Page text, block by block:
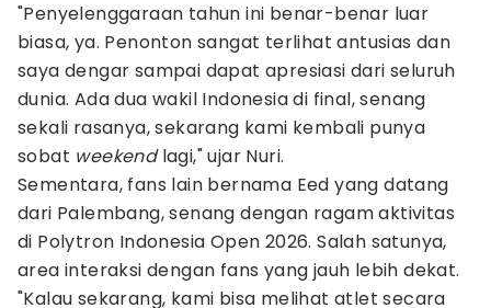
"Penyelenggaraan tahun ini benar-benar luar
biasa, ya. Penonton sangat terlihat antusias dan
saya dengar sampai dapat apresiasi dari seluruh
dunia. Ada dua wakil Indonesia di final, senang
sekali rasanya, sekarang kami kembali punya
sobat weekendlagi," ujar Nuri.
Sementara, fans lain bernama Eed yang datang
dari Palembang, senang dengan ragam aktivitas
di Polytron Indonesia Open 2026. Salah satunya,
area interaksi dengan fans yang jauh lebih dekat.
"Kalau sekarang, kami bisa melihat atlet secara